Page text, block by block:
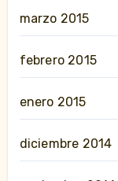
marzo 2015
febrero 2015
enero 2015
diciembre 2014